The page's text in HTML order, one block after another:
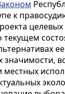
к
значимости,